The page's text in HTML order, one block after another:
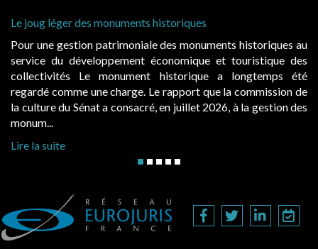
historiques
des monuments historiques au
économique et touristique des
historique a longtemps été
Le rapport que la commission de
consacré, en juillet 2026, à la gestion des
Cabines de plage : le
Evocatrices des
également un beau
public, elles donnent
d’occupation. Saisies